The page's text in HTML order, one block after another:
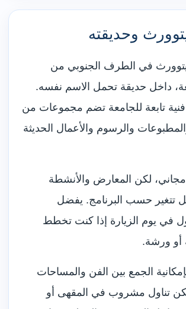
وحديقته
في الطرف الجنوبي من
داخل حديقة تحمل الاسم نفسه.
تابعة للجامعة تضم مجموعات من
والرسوم والأعمال الحديثة
مجاني، لكن المعارض والأنشطة
تتغير حسب البرنامج. يفضل
في يوم الزيارة إذا كنت تخطط
أو ورشة.
الجمع بين الفن والمساحات
تناول مشروب في المقهى أو